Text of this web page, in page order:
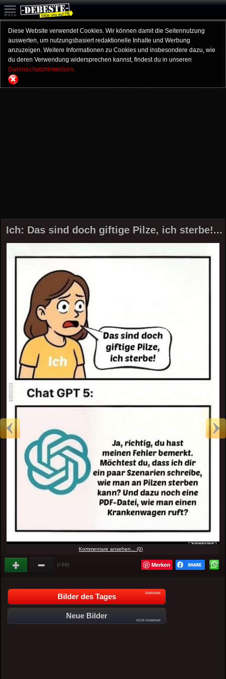
Diese Website verwendet Cookies. Wir können damit die Seitennutzung
auswerten, um nutzungsbasiert redaktionelle Inhalte und Werbung
anzuzeigen. Weitere Informationen zu Cookies und insbesondere dazu, wie
du deren Verwendung widersprechen kannst, findest du in unseren
Datenschutzhinweisen.
Ich: Das sind doch giftige Pilze, ich sterbe!...
Kommentare ansehen... (0)
(+26) Merken
Bilder des Tages Startseite
Neue Bilder
nicht moderiert